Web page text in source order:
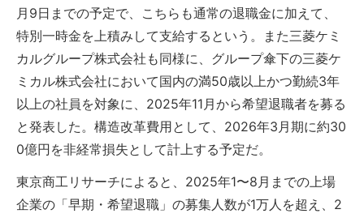
月9日までの予定で、こちらも通常の退職金に加えて、
特別一時金を上積みして支給するという。また三菱ケミ
カルグループ株式会社も同様に、グループ傘下の三菱ケ
ミカル株式会社において国内の満50歳以上かつ勤続3年
以上の社員を対象に、2025年11月から希望退職者を募る
と発表した。構造改革費用として、2026年3月期に約30
0億円を非経常損失として計上する予定だ。
東京商工リサーチによると、2025年1〜8月までの上場
企業の「早期・希望退職」の募集人数が1万人を超え、2